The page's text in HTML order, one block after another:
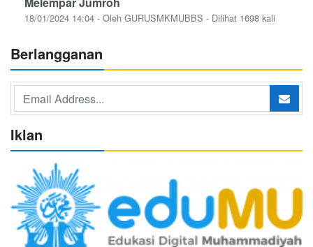
18/01/2024 14:04 - Oleh GURUSMKMUBBS - Dilihat 1698 kali
Berlangganan
Iklan